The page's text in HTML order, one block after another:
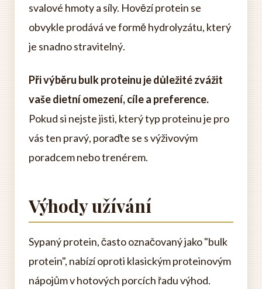
svalové hmoty a síly. Hovězí protein se
obvykle prodává ve formě hydrolyzátu, který
je snadno stravitelný.
Při výběru bulk proteinu je důležité zvážit
vaše dietní omezení, cíle a preference.
Pokud si nejste jisti, který typ proteinu je pro
vás ten pravý, poraďte se s výživovým
poradcem nebo trenérem.
Výhody užívání
Sypaný protein, často označovaný jako "bulk
protein", nabízí oproti klasickým proteinovým
nápojům v hotových porcích řadu výhod.